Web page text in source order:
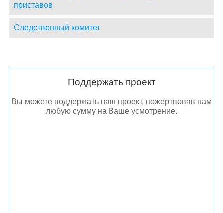
приставов
Следственный комитет
Поддержать проект
Вы можете поддержать наш проект, пожертвовав нам
любую сумму на Ваше усмотрение.